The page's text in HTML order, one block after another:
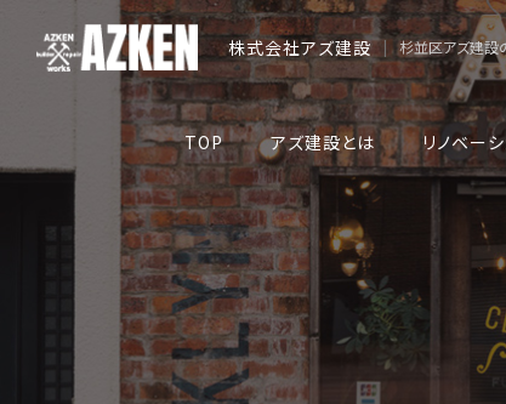
株式会社アズ建設 | 杉並区アズ建設
TOP アズ建設とは リノベー